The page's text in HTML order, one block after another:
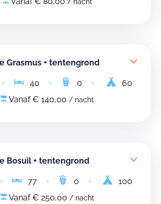
Grasmus + tentengrond
40 0
60
Vanaf € 140,00 / nacht
Bosuil + tentengrond
77 0
100
Vanaf € 250,00 / nacht